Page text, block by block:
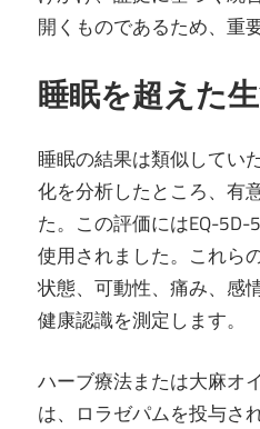
開くものであるため、重
睡眠を超えた
睡眠の結果は類似してい
化を分析したところ、有
た。この評価にはEQ-5D-
使用されました。これら
状態、可動性、痛み、感
健康認識を測定します。
ハーブ療法または大麻オ
は、ロラゼパムを投与さ